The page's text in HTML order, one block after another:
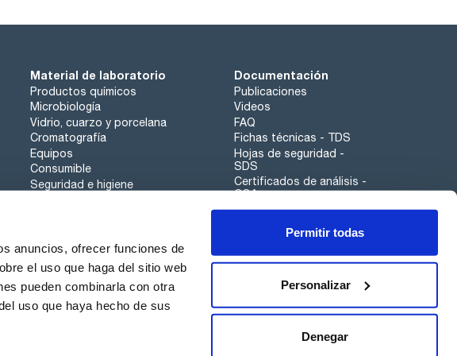
anuncios, ofrecer funciones de
el uso que haga del sitio web
pueden combinarla con otra
uso que haya hecho de sus
Permitir todas
Personalizar
Denegar
con gran resitencia a los disolventes, muy baja unión a
de poliétersulfona son de uso habitual en biología molecular y
una muy baja adsorción de proteínas, un alto rendimiento y
una máxima recuperación.
Material de laboratorio
Productos químicos
Microbiología
Vidrio, cuarzo y porcelana
Cromatografía
Equipos
Consumible
Seguridad e higiene
Documentación
Publicaciones
Videos
FAQ
Fichas técnicas - TDS
Hojas de seguridad -
SDS
Certificados de análisis -
COA
Aplicaciones
Canal de denuncias